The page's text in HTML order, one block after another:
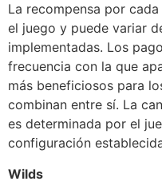
La recompensa por
el juego y puede variar
implementadas. Los
frecuencia con la que
más beneficiosos para
combinan entre sí. La
es determinada por el
configuración
Wilds